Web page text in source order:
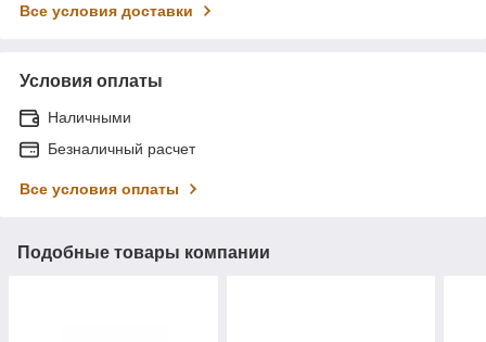
Все условия доставки
Условия оплаты
Наличными
Безналичный расчет
Все условия оплаты
Подобные товары компании